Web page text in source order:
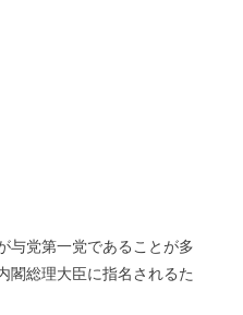
与党第一党であることが多
閣総理大臣に指名されるた